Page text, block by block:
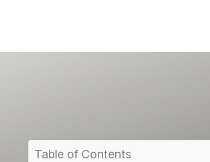
Table of Contents